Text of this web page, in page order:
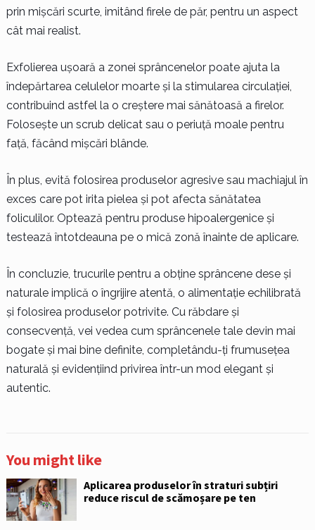
prin mișcări scurte, imitând firele de păr, pentru un aspect
cât mai realist.
Exfolierea ușoară a zonei sprâncenelor poate ajuta la
îndepărtarea celulelor moarte și la stimularea circulației,
contribuind astfel la o creștere mai sănătoasă a firelor.
Folosește un scrub delicat sau o periuță moale pentru
față, făcând mișcări blânde.
În plus, evită folosirea produselor agresive sau machiajul în
exces care pot irita pielea și pot afecta sănătatea
foliculilor. Optează pentru produse hipoalergenice și
testează întotdeauna pe o mică zonă înainte de aplicare.
În concluzie, trucurile pentru a obține sprâncene dese și
naturale implică o îngrijire atentă, o alimentație echilibrată
și folosirea produselor potrivite. Cu răbdare și
consecvență, vei vedea cum sprâncenele tale devin mai
bogate și mai bine definite, completându-ți frumusețea
naturală și evidențiind privirea într-un mod elegant și
autentic.
You might like
Aplicarea produselor în straturi subțiri
reduce riscul de scămoșare pe ten